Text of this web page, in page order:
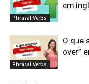
Phrasal Verbs
em
Phrasal Verbs
O que
over”